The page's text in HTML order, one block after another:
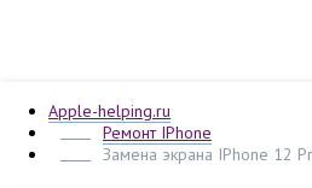
Apple-helping.ru
Ремонт IPhone
Замена экрана IPhone 12